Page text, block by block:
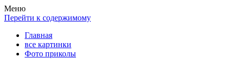
Весела хата — прикольные картинки, смешные истории,
клипы!
Покажем всем ваши фото приколы, карикатуры, шаржи, стихи,
рассказы, видео и песни!
Меню
Перейти к содержимому
Главная
все картинки
Фото приколы